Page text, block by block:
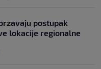
postupak
lokacije regionalne